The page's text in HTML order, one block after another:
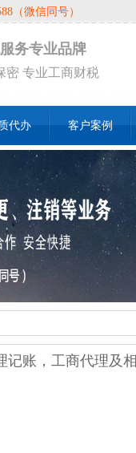
（微信同号）
务专业品牌
密 专业工商财税
代办 客户案例
记账，工商代理及相